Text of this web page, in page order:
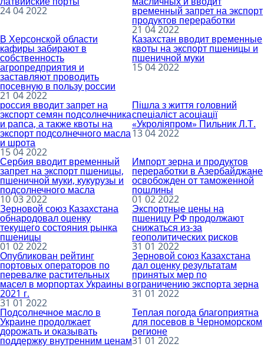
24 04 2022 временный запрет на экспорт
продуктов переработки
21 04 2022
В Херсонской области
кафиры забирают в
собственность
агропредприятия и
заставляют проводить
посевную в пользу россии
21 04 2022
Казахстан вводит временные
квоты на экспорт пшеницы и
пшеничной муки
15 04 2022
россия вводит запрет на
экспорт семян подсолнечника
и рапса, а также квоты на
экспорт подсолнечного масла
и шрота
15 04 2022
Пішла з життя головний
спеціаліст асоціації
«Укроліяпром» Пильник Л.Т.
13 04 2022
Сербия вводит временный
запрет на экспорт пшеницы,
пшеничной муки, кукурузы и
подсолнечного масла
10 03 2022
Импорт зерна и продуктов
переработки в Азербайджане
освобожден от таможенной
пошлины
01 02 2022
Зерновой союз Казахстана
обнародовал оценку
текущего состояния рынка
пшеницы
01 02 2022
Экспортные цены на
пшеницу РФ продолжают
снижаться из-за
геополитических рисков
31 01 2022
Опубликован рейтинг
портовых операторов по
перевалке растительных
масел в морпортах Украины в
2021 г.
31 01 2022
Зерновой союз Казахстана
дал оценку результатам
принятых мер по
ограничению экспорта зерна
31 01 2022
Подсолнечное масло в
Украине продолжает
дорожать и оказывать
поддержку внутренним ценам
Теплая погода благоприятна
для посевов в Черноморском
регионе
31 01 2022